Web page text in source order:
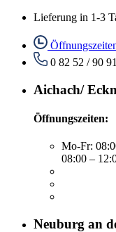
Lieferung in 1-3
0 82 52 / 90
Aichach/
Öffnungszeiten:
Mo-Fr:
08:00 –
Neuburg an